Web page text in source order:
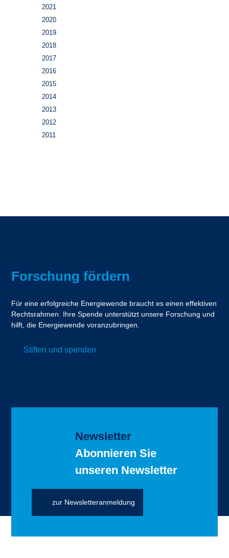
2021
2020
2019
2018
2017
2016
2015
2014
2013
2012
2011
Forschung fördern
Für eine erfolgreiche Energiewende braucht es einen effektiven
Rechtsrahmen. Ihre Spende unterstützt unsere Forschung und
hilft, die Energiewende voranzubringen.
Stiften und spenden
Newsletter
Abonnieren Sie
unseren Newsletter
zur Newsletteranmeldung